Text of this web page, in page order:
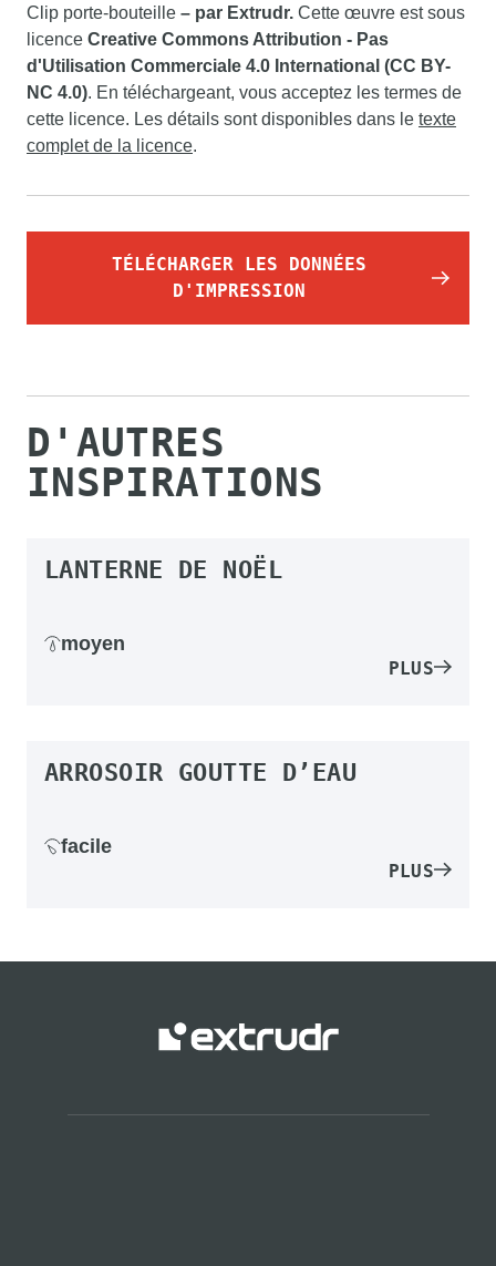
Clip porte-bouteille – par Extrudr. Cette œuvre est sous
licence Creative Commons Attribution - Pas
d'Utilisation Commerciale 4.0 International (CC BY-
NC 4.0). En téléchargeant, vous acceptez les termes de
cette licence. Les détails sont disponibles dans le texte
complet de la licence.
TÉLÉCHARGER LES DONNÉES
D'IMPRESSION
D'AUTRES
INSPIRATIONS
LANTERNE DE NOËL
moyen
PLUS
ARROSOIR GOUTTE D’EAU
facile
PLUS